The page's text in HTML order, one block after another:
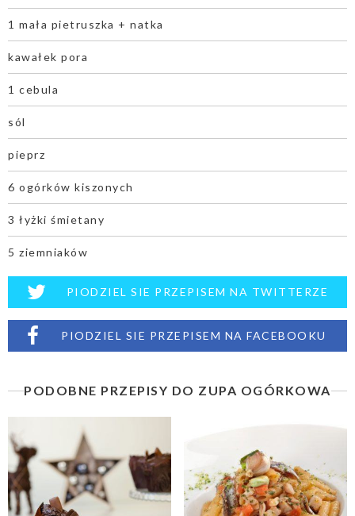
1 mała pietruszka + natka
kawałek pora
1 cebula
sól
pieprz
6 ogórków kiszonych
3 łyżki śmietany
5 ziemniaków
PIODZIEL SIE PRZEPISEM NA TWITTERZE
PIODZIEL SIE PRZEPISEM NA FACEBOOKU
PODOBNE PRZEPISY DO ZUPA OGÓRKOWA